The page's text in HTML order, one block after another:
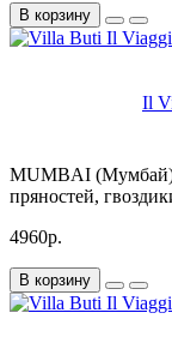
В корзину
Il
MUMBAI (Мумбай)
пряностей,
4960р.
В корзину